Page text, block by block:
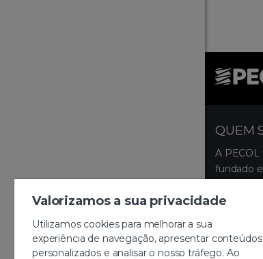
Valorizamos a sua privacidade
Utilizamos cookies para melhorar a sua
experiência de navegação, apresentar conteúdos
personalizados e analisar o nosso tráfego. Ao
QUEM
A
fundado
ocupa
produtos